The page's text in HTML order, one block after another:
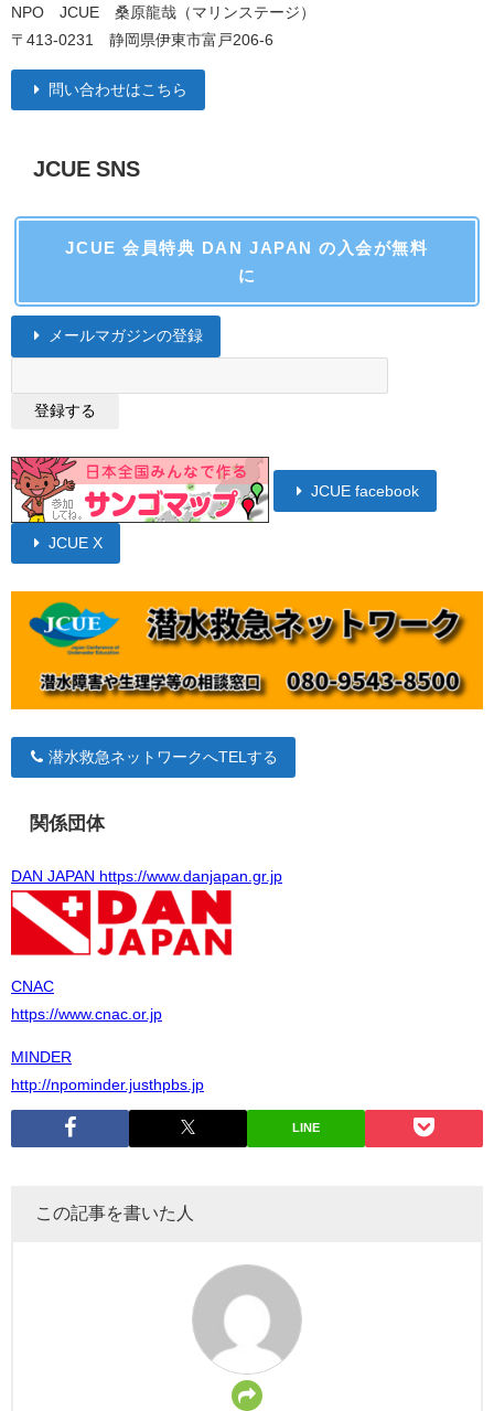
NPO JCUE 桑原龍哉（マリンステージ）
〒413-0231 静岡県伊東市富戸206-6
問い合わせはこちら
JCUE SNS
JCUE 会員特典 DAN JAPAN の入会が無料
に
メールマガジンの登録
JCUE facebook
JCUE X
潜水救急ネットワークへTELする
関係団体
DAN JAPAN https://www.danjapan.gr.jp
CNAC
https://www.cnac.or.jp
MINDER
http://npominder.justhpbs.jp
LINE
この記事を書いた人